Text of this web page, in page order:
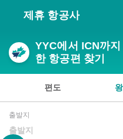
제휴 항공사
YYC에서 ICN까
한 항공편 찾기
편도
출발지
출발지